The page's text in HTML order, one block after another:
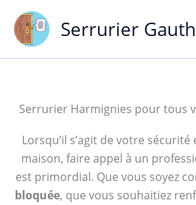
contenu
Serrurier
Serrurier Harmignies pour tous
Lorsqu’il s’agit de votre
maison, faire appel à un
est primordial. Que vous soyez
bloquée, que vous souhaitiez